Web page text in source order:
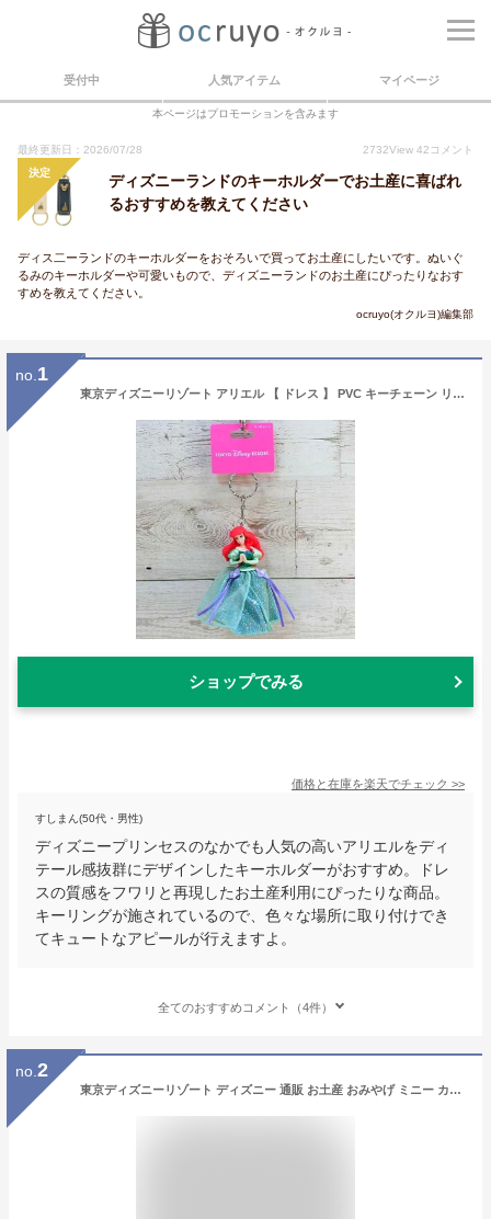
受付中 人気アイテム マイページ
本ページはプロモーションを含みます
最終更新日：2026/07/28 2732View 42 コメント
決定
ディズニーランドのキーホルダーでお土産に喜ばれ
るおすすめを教えてください
ディス二ーランドのキーホルダーをおそろいで買ってお土産にしたいです。ぬいぐ
るみのキーホルダーや可愛いもので、ディズニーランドのお土産にぴったりなおす
すめを教えてください。
ocruyo(オクルヨ)編集部
no. 1
東京ディズニーリゾート アリエル 【 ドレス 】 PVC キーチェーン リトルマーメイド ディズニー 通販 おみやげ お土産 無料ギフトラッピング TDR ディズニーランド ディズニーシー キーホルダー リトル・マーメイド
ショップでみる
価格と在庫を楽天でチェック >>
すしまん(50代・男性)
ディズニープリンセスのなかでも人気の高いアリエルをディ
テール感抜群にデザインしたキーホルダーがおすすめ。ドレ
スの質感をフワリと再現したお土産利用にぴったりな商品。
キーリングが施されているので、色々な場所に取り付けでき
てキュートなアピールが行えますよ。
全てのおすすめコメント（4件）
no. 2
東京ディズニーリゾート ディズニー 通販 お土産 おみやげ ミニー カチューシャ リボン ミニ キーチェーン 2個セット 無料 ギフトラッピング TDR ディズニーシー ディズニーランド キーホルダー